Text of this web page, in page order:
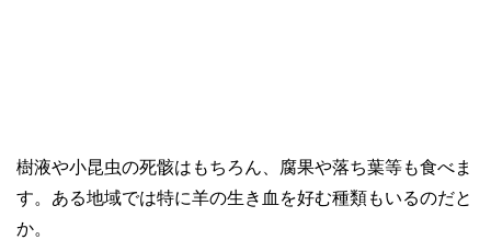
樹液や小昆虫の死骸はもちろん、腐果や落ち葉等も食べま
す。ある地域では特に羊の生き血を好む種類もいるのだと
か。